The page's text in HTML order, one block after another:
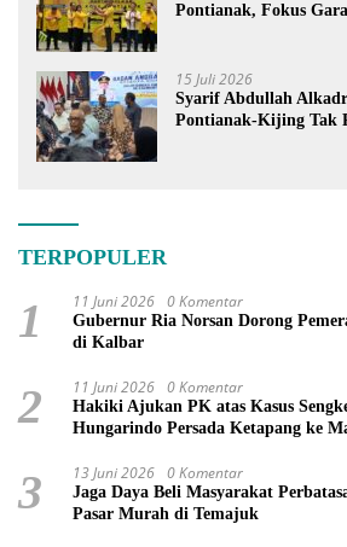
Pontianak, Fokus
15 Juli 2026
Syarif Abdullah
Pontianak-Kijing Tak
TERPOPULER
1 11 Juni 2026 0 Komentar
Gubernur Ria Norsan Dorong
di Kalbar
2 11 Juni 2026 0 Komentar
Hakiki Ajukan PK atas Kasus
Hungarindo Persada Ketapang ke
3 13 Juni 2026 0 Komentar
Jaga Daya Beli Masyarakat
Pasar Murah di Temajuk